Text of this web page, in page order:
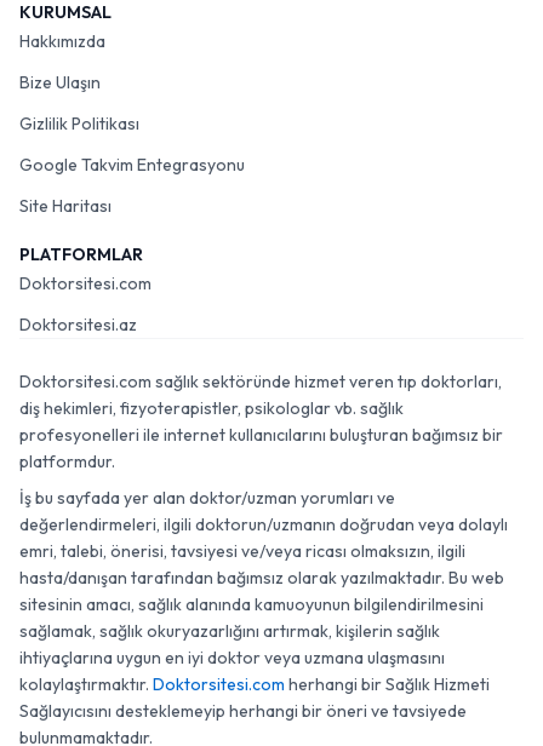
KURUMSAL
Hakkımızda
Bize Ulaşın
Gizlilik Politikası
Google Takvim Entegrasyonu
Site Haritası
PLATFORMLAR
Doktorsitesi.com
Doktorsitesi.az
Doktorsitesi.com sağlık sektöründe hizmet veren tıp doktorları,
diş hekimleri, fizyoterapistler, psikologlar vb. sağlık
profesyonelleri ile internet kullanıcılarını buluşturan bağımsız bir
platformdur.
İş bu sayfada yer alan doktor/uzman yorumları ve
değerlendirmeleri, ilgili doktorun/uzmanın doğrudan veya dolaylı
emri, talebi, önerisi, tavsiyesi ve/veya ricası olmaksızın, ilgili
hasta/danışan tarafından bağımsız olarak yazılmaktadır. Bu web
sitesinin amacı, sağlık alanında kamuoyunun bilgilendirilmesini
sağlamak, sağlık okuryazarlığını artırmak, kişilerin sağlık
ihtiyaçlarına uygun en iyi doktor veya uzmana ulaşmasını
kolaylaştırmaktır. Doktorsitesi.com herhangi bir Sağlık Hizmeti
Sağlayıcısını desteklemeyip herhangi bir öneri ve tavsiyede
bulunmamaktadır.